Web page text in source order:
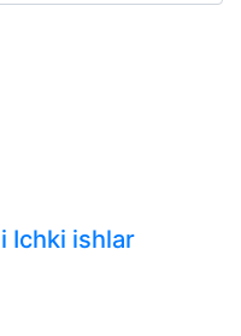
Ichki ishlar